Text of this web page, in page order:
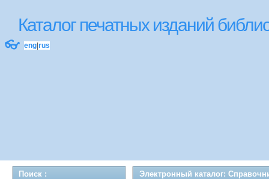
Каталог печатных изданий
👓 eng rus
Поиск : Электронный каталог: